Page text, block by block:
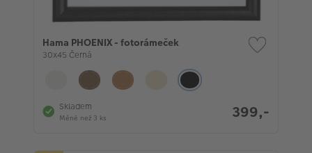
Hama PHOENIX - fotorámeček
30x45 Černá
Skladem
Méně než 3 ks 399,-